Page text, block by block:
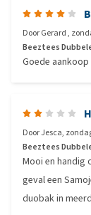
DoorGerard,
Beeztees
Goede aankoop
DoorJesca,
Beeztees
Mooi en handig
geval een
duobak in